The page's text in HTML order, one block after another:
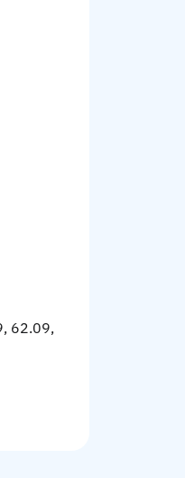
62.09,